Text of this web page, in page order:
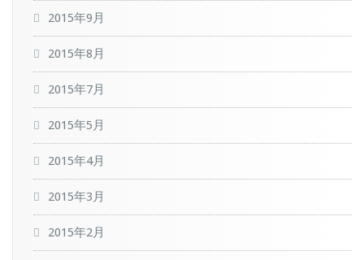
2015年9月
2015年8月
2015年7月
2015年5月
2015年4月
2015年3月
2015年2月